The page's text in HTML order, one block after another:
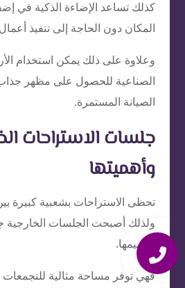
كذلك تساعد الإضاءة الذكية في
المكان دون الحاجة إلى تنفيذ
وعلاوة على ذلك يمكن استخدام
الصناعية للحصول على مظهر
الصيانة المستمرة.
جلسات الاستراحات
وأهميتها
تحظى الاستراحات بشعبية كبيرة
ولذلك أصبحت الجلسات الخارجية
تصميمها.
فهي توفر مساحة مثالية